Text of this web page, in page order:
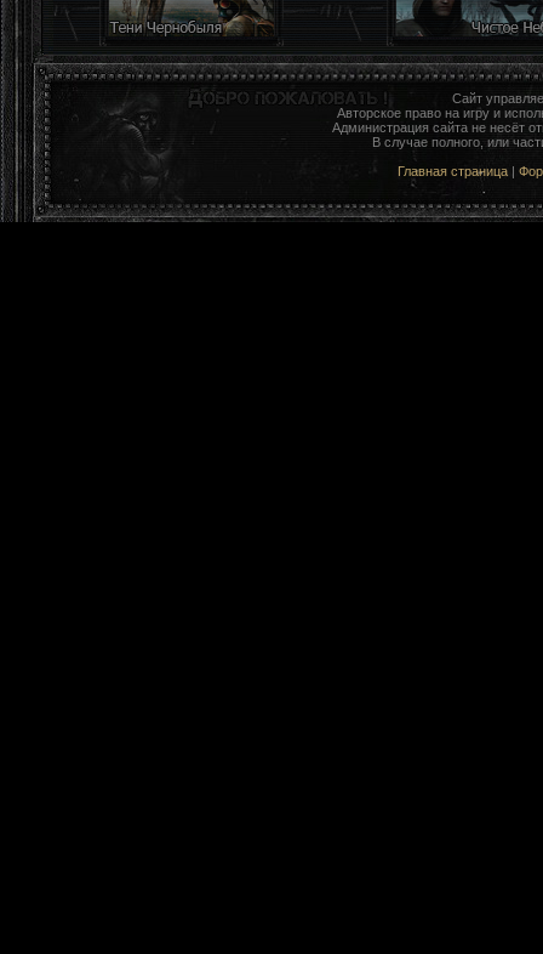
Сайт
Авторское право на игру и
Администрация сайта не несёт
В случае полного, или
Главная страница |